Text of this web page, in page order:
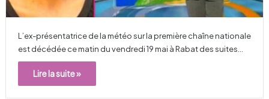
L’ex-présentatrice de la météo sur la première chaîne nationale
est décédée ce matin du vendredi 19 mai à Rabat des suites…
Lire la suite »